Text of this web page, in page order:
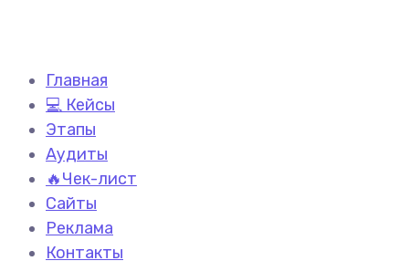
Главная
💻 Кейсы
Этапы
Аудиты
🔥Чек-лист
Сайты
Реклама
Контакты